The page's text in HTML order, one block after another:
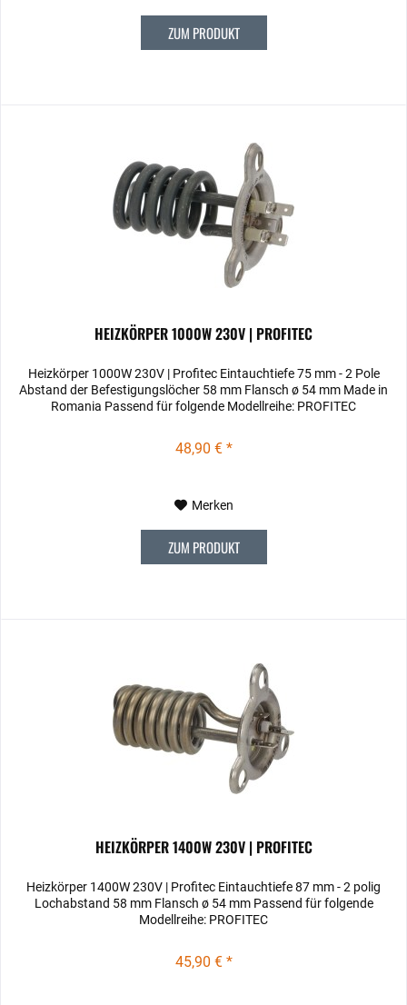
ZUM PRODUKT
HEIZKÖRPER 1000W 230V | PROFITEC
Heizkörper 1000W 230V | Profitec Eintauchtiefe 75 mm - 2 Pole
Abstand der Befestigungslöcher 58 mm Flansch ø 54 mm Made in
Romania Passend für folgende Modellreihe: PROFITEC
48,90 € *
Merken
ZUM PRODUKT
HEIZKÖRPER 1400W 230V | PROFITEC
Heizkörper 1400W 230V | Profitec Eintauchtiefe 87 mm - 2 polig
Lochabstand 58 mm Flansch ø 54 mm Passend für folgende
Modellreihe: PROFITEC
45,90 € *